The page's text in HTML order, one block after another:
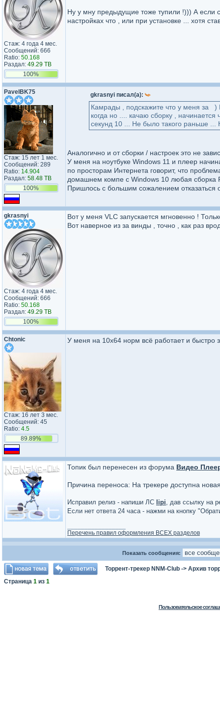
Стаж: 4 года 4 мес.
Сообщений: 666
Ratio: 50.168
Раздал: 49.29 TB
100%
Ну у мну предыдущие тоже тупили !))) А если
настройках что , или при установке ... хотя
PavelBK75
Стаж: 15 лет 1 мес.
Сообщений: 289
Ratio: 14.904
Раздал: 58.48 TB
100%
gkrasnyi писал(а):
Камрады , подскажите что у меня за )
когда но .... качаю сборку , начинается
секунд 10 ... Не было такого раньше
Аналогично и от сборки / настроек это не
У меня на ноутбуке Windows 11 и плеер
по просторам Интернета говорит, что
домашнем компе с Windows 10 любая сборка
Пришлось с большим сожалением отказаться
gkrasnyi
Стаж: 4 года 4 мес.
Сообщений: 666
Ratio: 50.168
Раздал: 49.29 TB
100%
Вот у меня VLC запускается мгновенно !
Вот наверное из за винды , точно , как раз
Chtonic
Стаж: 16 лет 3 мес.
Сообщений: 45
Ratio: 4.5
89.89%
У меня на 10х64 норм всё работает и быстро
Топик был перенесен из форума Видео
Причина переноса: На трекере доступна
Исправил релиз - напиши ЛС lipi, дав ссылку на
Если нет ответа 24 часа - нажми на кнопку
Перечень правил оформления ВСЕХ разделов
Показать сообщения:
Торрент-трекер NNM-Club -> Архив
Страница 1 из 1
Пользовательское